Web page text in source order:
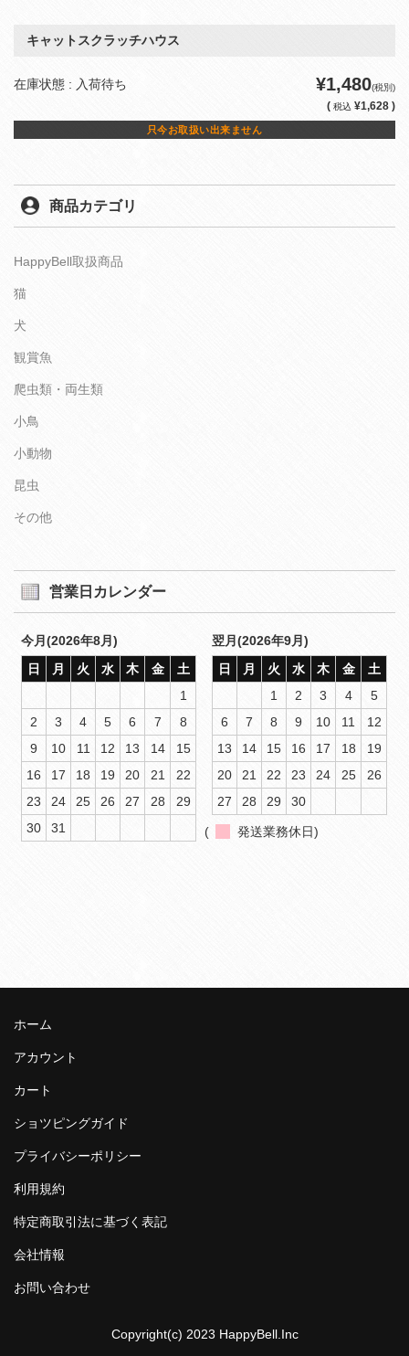
キャットスクラッチハウス
在庫状態 : 入荷待ち ¥1,480(税別)
( 税込 ¥1,628 )
只今お取扱い出来ません
商品カテゴリ
HappyBell取扱商品
猫
犬
観賞魚
爬虫類・両生類
小鳥
小動物
昆虫
その他
営業日カレンダー
今月(2026年8月)
日
月 火 水 木 金
土
1
2
3 4 5 6 7
8
9
10 11 12 13 14
15
16
17 18 19 20 21
22
23
24 25 26 27 28
29
30
31
翌月(2026年9月)
日
月 火 水 木 金
土
1
2 3 4
5
6
7 8 9 10 11
12
13
14 15 16 17 18
19
20
21 22 23 24 25
26
27
28 29 30
( 発送業務休日)
ホーム
アカウント
カート
ショツピングガイド
プライバシーポリシー
利用規約
特定商取引法に基づく表記
会社情報
お問い合わせ
Copyright(c) 2023 HappyBell.Inc